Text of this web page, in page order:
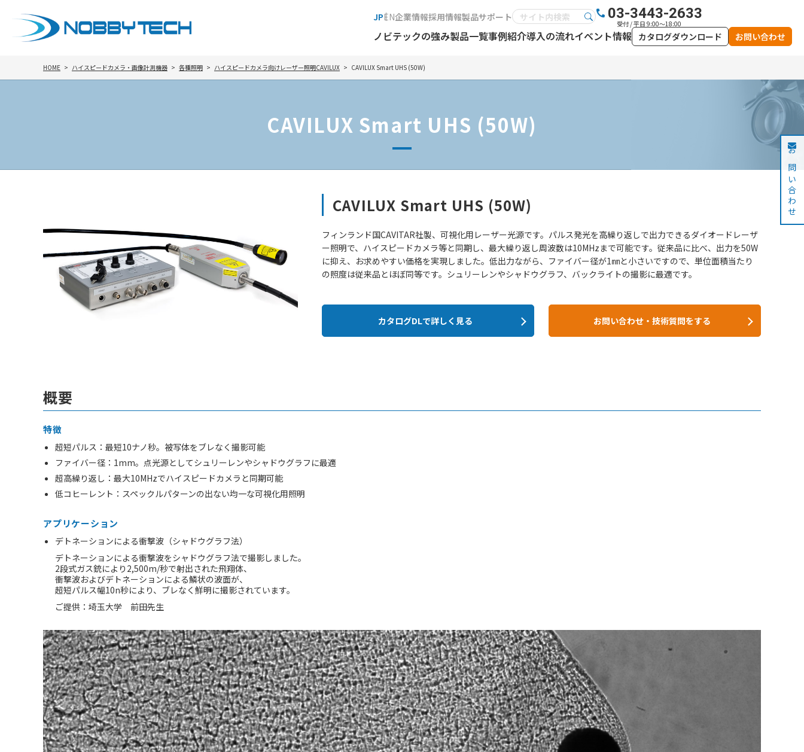
JPEN企業情報採用情報製品サポート 03-3443-2633
受付 / 平日 9:00～18:00
ノビテックの強み製品一覧事例紹介導入の流れイベント情報 カタログダウンロード お問い合わせ
HOME ハイスピードカメラ・画像計測機器 各種照明 ハイスピードカメラ向けレーザー照明CAVILUX CAVILUX Smart UHS (50W)
CAVILUX Smart UHS (50W)
CAVILUX Smart UHS (50W)
フィンランド国CAVITAR社製、可視化用レーザー光源です。パルス発光を高繰り返しで出力できるダイオードレーザ
ー照明で、ハイスピードカメラ等と同期し、最大繰り返し周波数は10MHzまで可能です。従来品に比べ、出力を50W
に抑え、お求めやすい価格を実現しました。低出力ながら、ファイバー径が1㎜と小さいですので、単位面積当たり
の照度は従来品とほぼ同等です。シュリーレンやシャドウグラフ、バックライトの撮影に最適です。
カタログDLで詳しく見る お問い合わせ・技術質問をする
概要
特徴
超短パルス：最短10ナノ秒。被写体をブレなく撮影可能
ファイバー径：1mm。点光源としてシュリーレンやシャドウグラフに最適
超高繰り返し：最大10MHzでハイスピードカメラと同期可能
低コヒーレント：スペックルパターンの出ない均一な可視化用照明
アプリケーション
デトネーションによる衝撃波（シャドウグラフ法）
デトネーションによる衝撃波をシャドウグラフ法で撮影しました。
2段式ガス銃により2,500m/秒で射出された飛翔体、
衝撃波およびデトネーションによる鱗状の波面が、
超短パルス幅10n秒により、ブレなく鮮明に撮影されています。
ご提供：埼玉大学 前田先生
お問い合わせ